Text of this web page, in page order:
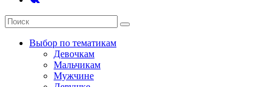
Выбор по тематикам
Девочкам
Мальчикам
Мужчине